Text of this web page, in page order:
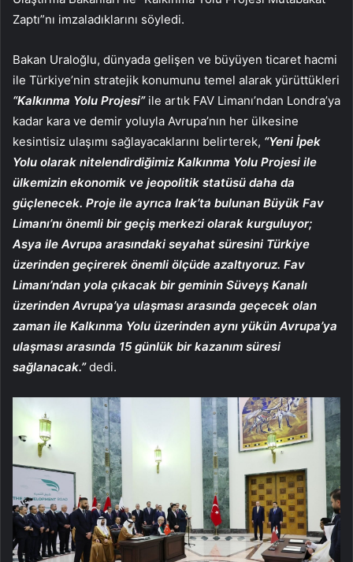
Zaptı”nı imzaladıklarını söyledi.
Bakan Uraloğlu, dünyada gelişen ve büyüyen ticaret hacmi
ile Türkiye’nin stratejik konumunu temel alarak yürüttükleri
“Kalkınma Yolu Projesi”ile artık FAV Limanı’ndan Londra’ya
kadar kara ve demir yoluyla Avrupa’nın her ülkesine
kesintisiz ulaşımı sağlayacaklarını belirterek, “Yeni İpek
Yolu olarak nitelendirdiğimiz Kalkınma Yolu Projesi ile
ülkemizin ekonomik ve jeopolitik statüsü daha da
güçlenecek. Proje ile ayrıca Irak’ta bulunan Büyük Fav
Limanı’nı önemli bir geçiş merkezi olarak kurguluyor;
Asya ile Avrupa arasındaki seyahat süresini Türkiye
üzerinden geçirerek önemli ölçüde azaltıyoruz. Fav
Limanı’ndan yola çıkacak bir geminin Süveyş Kanalı
üzerinden Avrupa’ya ulaşması arasında geçecek olan
zaman ile Kalkınma Yolu üzerinden aynı yükün Avrupa’ya
ulaşması arasında 15 günlük bir kazanım süresi
sağlanacak.”dedi.